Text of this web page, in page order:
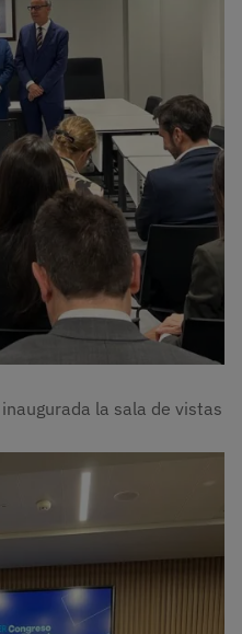
la sala de vistas